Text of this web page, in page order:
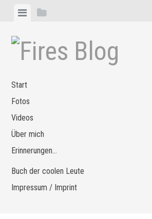
Zum
springen
MenüSeitenleiste
Start
Fotos
Videos
Über mich
Erinnerungen…
Buch der coolen Leute
Impressum / Imprint